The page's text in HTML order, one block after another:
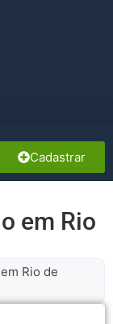
Cadastrar
em Rio
Rio de